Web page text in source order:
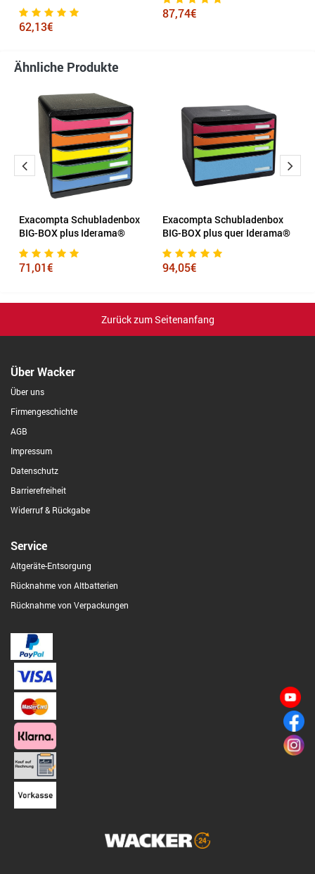
62,13€
87,74€
Ähnliche Produkte
Exacompta Schubladenbox
BIG-BOX plus Iderama®
71,01€
Exacompta Schubladenbox
BIG-BOX plus quer Iderama®
94,05€
Zurück zum Seitenanfang
Über Wacker
Über uns
Firmengeschichte
AGB
Impressum
Datenschutz
Barrierefreiheit
Widerruf & Rückgabe
Service
Altgeräte-Entsorgung
Rücknahme von Altbatterien
Rücknahme von Verpackungen